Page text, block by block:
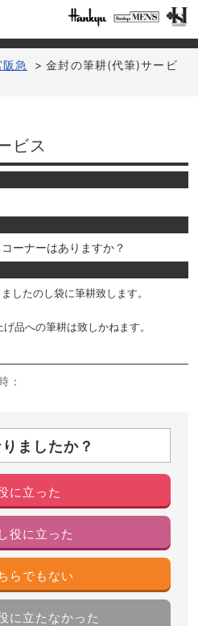
急 > 金封の筆耕(代筆)サービ
ビス
ーナーはありますか？
したのし袋に筆耕致します。
品への筆耕は致しかねます。
：
ましたか？
に立った
役に立った
らでもない
に立たなかった